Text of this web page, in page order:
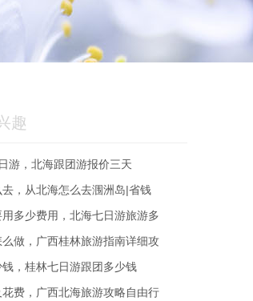
趣
游，北海跟团游报价三天
，从北海怎么去涠洲岛|省钱
多少费用，北海七日游旅游多
做，广西桂林旅游指南详细攻
，桂林七日游跟团多少钱
费，广西北海旅游攻略自由行